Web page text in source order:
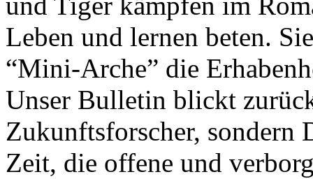
Leben und lernen beten.
“Mini-Arche” die
Unser Bulletin blickt
Zukunftsforscher, sondern
Zeit, die offene und